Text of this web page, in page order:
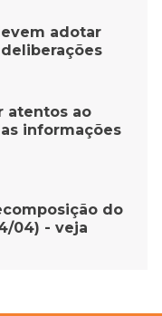
adotar
atentos ao
informações
do
04) - veja